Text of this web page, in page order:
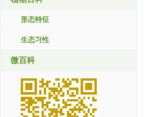
形态特征
生态习性
微百科